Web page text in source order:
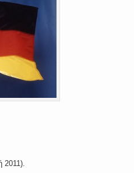
2011).